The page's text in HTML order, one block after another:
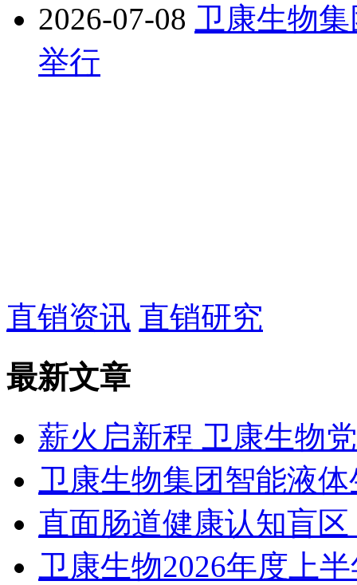
2026-07-08 卫康生物
举行
直销资讯 直销研究
最新文章
薪火启新程 卫康生物
卫康生物集团智能液
直面肠道健康认知盲
卫康生物2026年度上